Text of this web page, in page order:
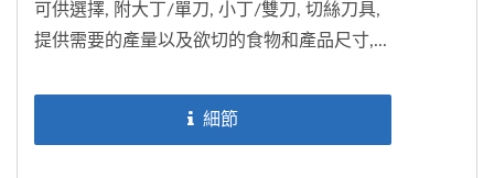
可供選擇, 附大丁/單刀, 小丁/雙刀, 切絲刀具,
提供需要的產量以及欲切的食物和產品尺寸,...
細節